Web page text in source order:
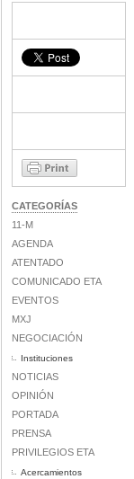
CATEGORÍAS
11-M
AGENDA
ATENTADO
COMUNICADO ETA
EVENTOS
MXJ
NEGOCIACIÓN
Instituciones
NOTICIAS
OPINIÓN
PORTADA
PRENSA
PRIVILEGIOS ETA
Acercamientos